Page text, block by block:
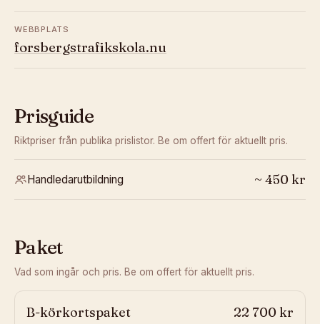
WEBBPLATS
forsbergstrafikskola.nu
Prisguide
Riktpriser från publika prislistor. Be om offert för aktuellt pris.
Handledarutbildning ~ 450 kr
Paket
Vad som ingår och pris. Be om offert för aktuellt pris.
B-körkortspaket 22 700 kr